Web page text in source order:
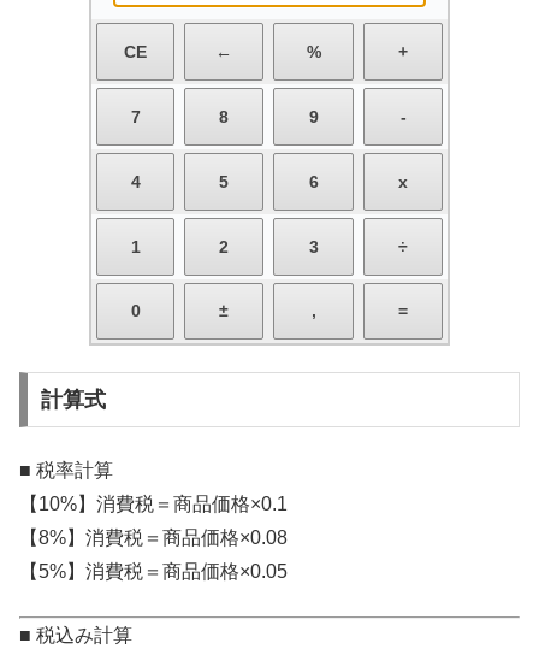
計算式
■ 税率計算
【10%】消費税＝商品価格×0.1
【8%】消費税＝商品価格×0.08
【5%】消費税＝商品価格×0.05
■ 税込み計算